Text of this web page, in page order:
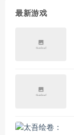
最新游戏